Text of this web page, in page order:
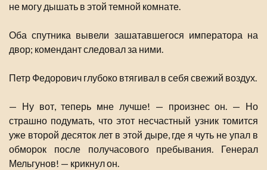
не могу дышать в этой темной комнате.
Оба спутника вывели зашатавшегося императора на
двор; комендант следовал за ними.
Петр Федорович глубоко втягивал в себя свежий воздух.
— Ну вот, теперь мне лучше! — произнес он. — Но
страшно подумать, что этот несчастный узник томится
уже второй десяток лет в этой дыре, где я чуть не упал в
обморок после получасового пребывания. Генерал
Мельгунов! — крикнул он.